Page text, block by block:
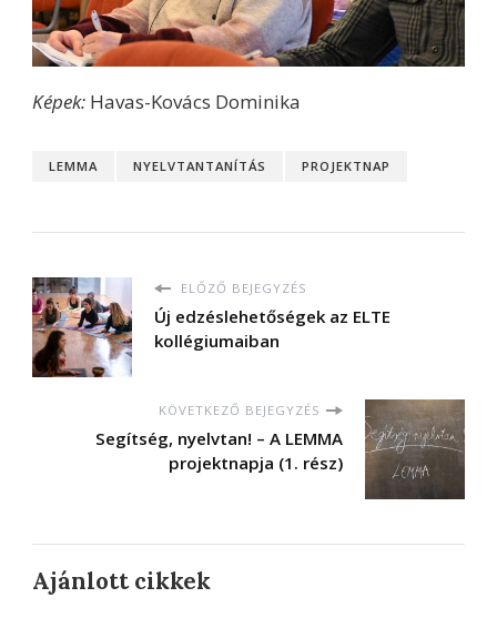
Képek: Havas-Kovács Dominika
LEMMA NYELVTANTANÍTÁS PROJEKTNAP
ELŐZŐ BEJEGYZÉS
Új edzéslehetőségek az ELTE
kollégiumaiban
KÖVETKEZŐ BEJEGYZÉS
Segítség, nyelvtan! – A LEMMA
projektnapja (1. rész)
Ajánlott cikkek